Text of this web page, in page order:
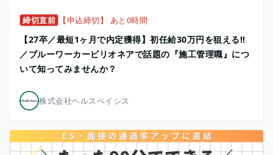
締切直前 【申込締切】 あと0時間
【27卒／最短1ヶ月で内定獲得】初任給30万円を狙える!!
／ブルーワーカービリオネアで話題の『施工管理職』につ
いて知ってみませんか？
株式会社ヘルスベイシス